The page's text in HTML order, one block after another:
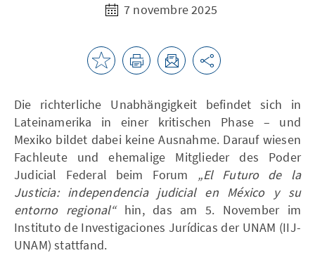
7 novembre 2025
Die richterliche Unabhängigkeit befindet sich in
Lateinamerika in einer kritischen Phase – und
Mexiko bildet dabei keine Ausnahme. Darauf wiesen
Fachleute und ehemalige Mitglieder des Poder
Judicial Federal beim Forum „El Futuro de la
Justicia: independencia judicial en México y su
entorno regional“hin, das am 5. November im
Instituto de Investigaciones Jurídicas der UNAM (IIJ-
UNAM) stattfand.